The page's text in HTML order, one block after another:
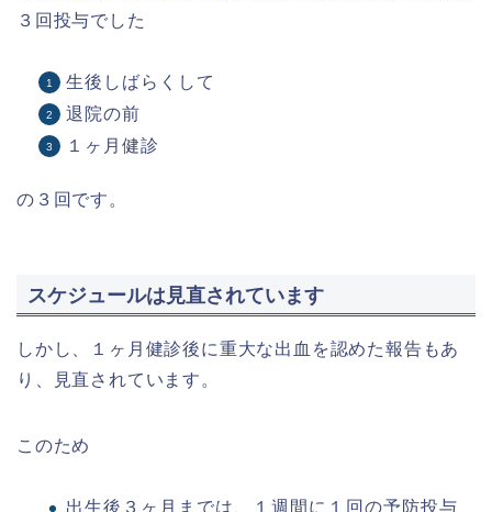
３回投与でした
生後しばらくして
退院の前
１ヶ月健診
の３回です。
スケジュールは見直されています
しかし、１ヶ月健診後に重大な出血を認めた報告もあ
り、見直されています。
このため
出生後３ヶ月までは、１週間に１回の予防投与